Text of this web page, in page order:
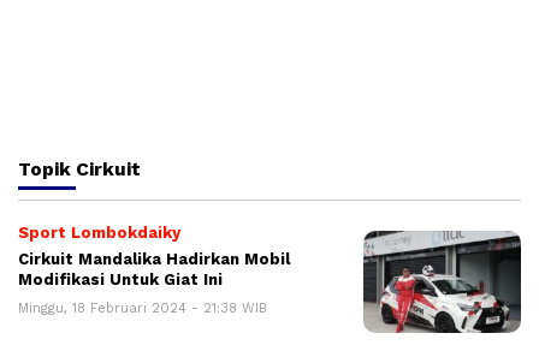
Topik Cirkuit
Sport Lombokdaiky
Cirkuit Mandalika Hadirkan Mobil
Modifikasi Untuk Giat Ini
Minggu, 18 Februari 2024 - 21:38 WIB